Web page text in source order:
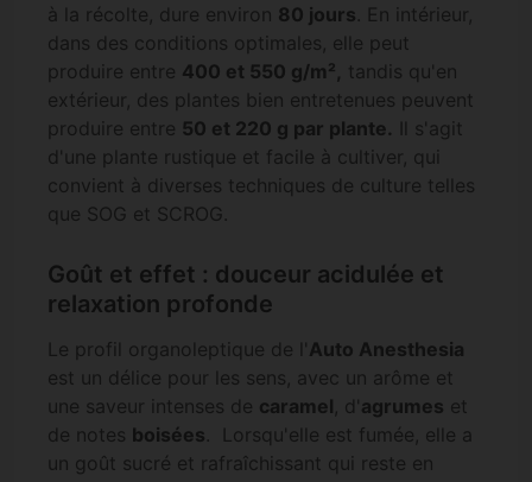
à la récolte, dure environ 80 jours. En intérieur,
dans des conditions optimales, elle peut
produire entre 400 et 550 g/m², tandis qu'en
extérieur, des plantes bien entretenues peuvent
produire entre 50 et 220 g par plante. Il s'agit
d'une plante rustique et facile à cultiver, qui
convient à diverses techniques de culture telles
que SOG et SCROG.
Goût et effet : douceur acidulée et
relaxation profonde
Le profil organoleptique de l' Auto Anesthesia
est un délice pour les sens, avec un arôme et
une saveur intenses de caramel, d' agrumes et
de notes boisées. Lorsqu'elle est fumée, elle a
un goût sucré et rafraîchissant qui reste en